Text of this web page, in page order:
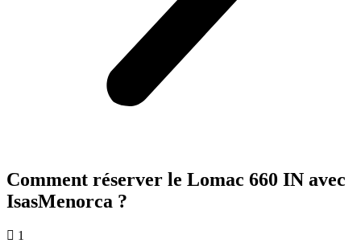
Comment réserver le Lomac 660 IN avec
IsasMenorca ?
1